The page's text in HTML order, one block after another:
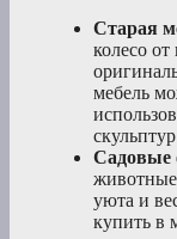
Старая
колесо от
мебель
Садовые
уюта и
купить в